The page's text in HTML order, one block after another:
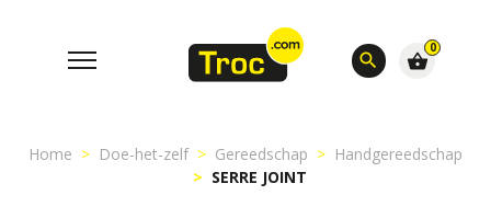
search
0
shopping_basket
Home Doe-het-zelf Gereedschap
Handgereedschap
SERRE JOINT